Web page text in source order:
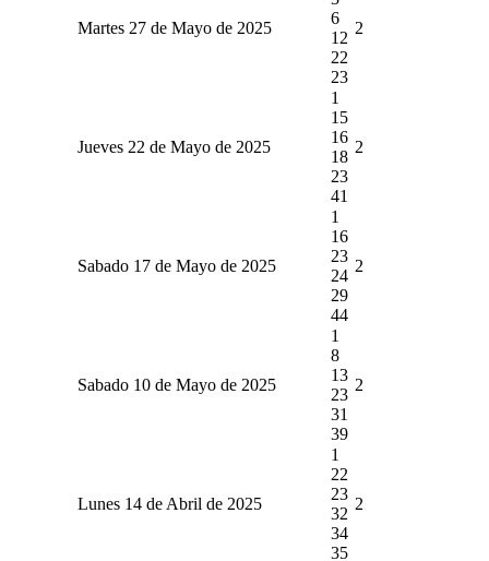
Martes 27 de Mayo de 2025
6
12
22
23
2
Jueves 22 de Mayo de 2025
1
15
16
18
23
41
2
Sabado 17 de Mayo de 2025
1
16
23
24
29
44
2
Sabado 10 de Mayo de 2025
1
8
13
23
31
39
2
Lunes 14 de Abril de 2025
1
22
23
32
34
35
2